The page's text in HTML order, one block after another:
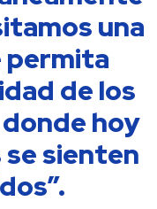
una
de los
hoy
sienten